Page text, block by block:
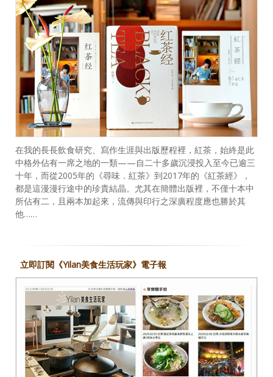
在我的長長飲食研究、寫作生涯與出版歷程裡，紅茶，始終是此
中格外佔有一席之地的一類——自二十多歲沉浸投入至今已逾三
十年，而從2005年的《尋味．紅茶》到2017年的《紅茶經》，
都是這漫漫行途中的珍貴結晶。尤其在簡體出版裡，不僅十本中
所佔有二，且兩本加起來，流傳與印行之深廣程度應也勝於其
他……
立即訂閱《Yilan美食生活玩家》電子報